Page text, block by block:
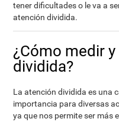
tener dificultades o le va a
atención dividida.
¿Cómo medir
dividida?
La atención dividida es una
importancia para diversas
ya que nos permite ser más